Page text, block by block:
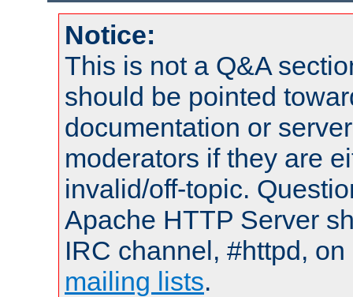
Notice:
This is not a Q&A
should be pointed
documentation or
moderators if they are
invalid/off-topic.
Apache HTTP Server
IRC channel, #httpd,
mailing lists.